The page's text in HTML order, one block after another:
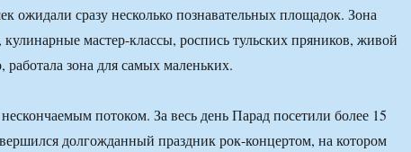
ожидали сразу несколько познавательных площадок. Зона
кулинарные мастер-классы, роспись тульских пряников, живой
работала зона для самых маленьких.
потоком. За весь день Парад посетили более 15
долгожданный праздник рок-концертом, на котором